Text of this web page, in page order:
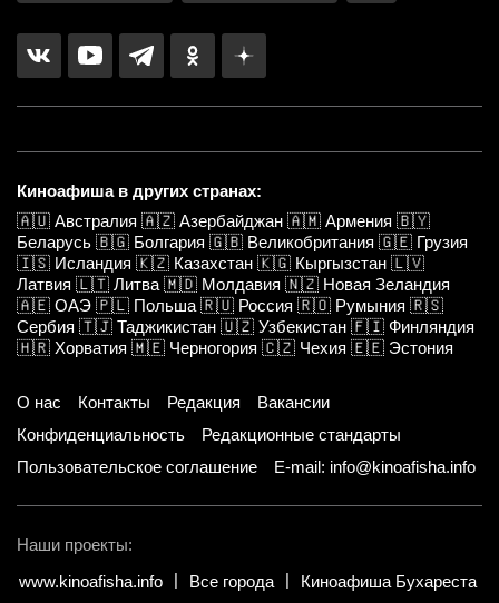
Киноафиша в других странах:
🇦🇺 Австралия 🇦🇿 Азербайджан 🇦🇲 Армения 🇧🇾
Беларусь 🇧🇬 Болгария 🇬🇧 Великобритания 🇬🇪 Грузия
🇮🇸 Исландия 🇰🇿 Казахстан 🇰🇬 Кыргызстан 🇱🇻
Латвия 🇱🇹 Литва 🇲🇩 Молдавия 🇳🇿 Новая Зеландия
🇦🇪 ОАЭ 🇵🇱 Польша 🇷🇺 Россия 🇷🇴 Румыния 🇷🇸
Сербия 🇹🇯 Таджикистан 🇺🇿 Узбекистан 🇫🇮 Финляндия
🇭🇷 Хорватия 🇲🇪 Черногория 🇨🇿 Чехия 🇪🇪 Эстония
О нас Контакты Редакция
Вакансии
Конфиденциальность
Редакционные стандарты
Пользовательское соглашение
E-mail: info@kinoafisha.info
Наши проекты:
www.kinoafisha.info
Все города Киноафиша Бухареста